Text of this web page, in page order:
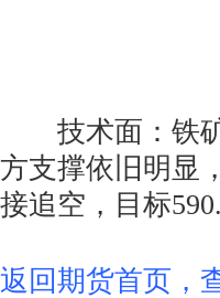
技术面：铁矿
方支撑依旧明显
接追空，目标590.
返回期货首页，